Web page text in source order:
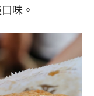
味。